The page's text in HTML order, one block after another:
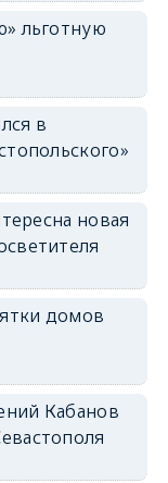
льготную
в
новая
домов
Кабанов